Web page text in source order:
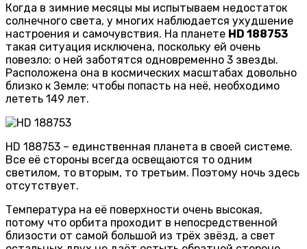
Когда в зимние месяцы мы испытываем недостаток
солнечного света, у многих наблюдается ухудшение
настроения и самочувствия. На планете HD 188753
такая ситуация исключена, поскольку ей очень
повезло: о ней заботятся одновременно 3 звезды.
Расположена она в космических масштабах довольно
близко к Земле: чтобы попасть на неё, необходимо
лететь 149 лет.
HD 188753 – единственная планета в своей системе.
Все её стороны всегда освещаются то одним
светилом, то вторым, то третьим. Поэтому ночь здесь
отсутствует.
Температура на её поверхности очень высокая,
потому что орбита проходит в непосредственной
близости от самой большой из трёх звёзд, а свет